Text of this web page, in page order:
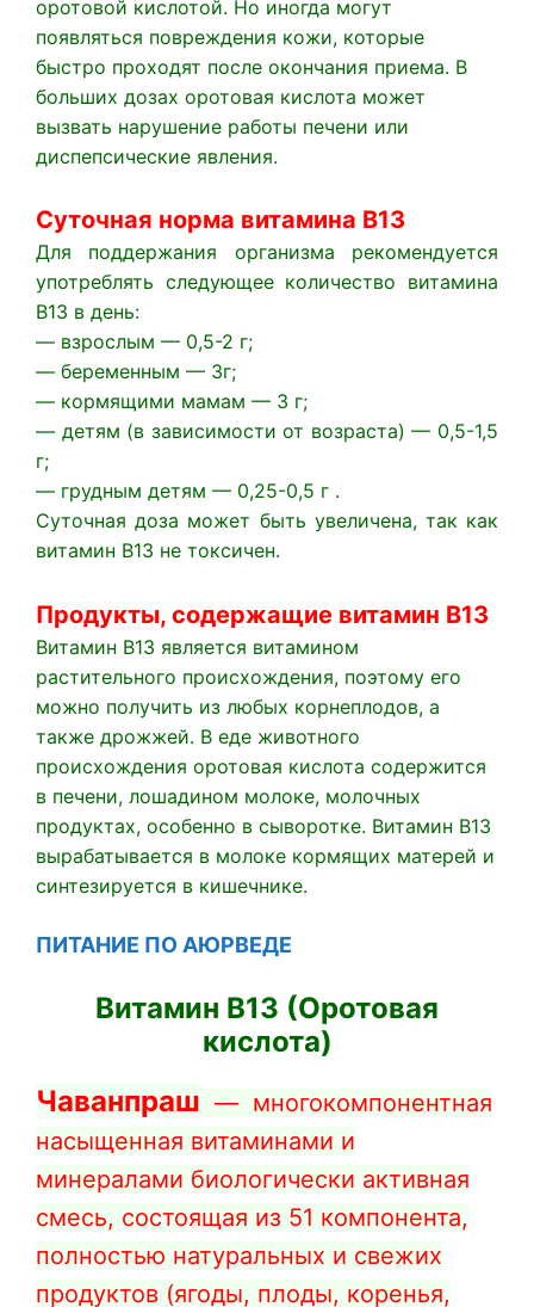
оротовой кислотой. Но иногда могут
появляться повреждения кожи, которые
быстро проходят после окончания приема. В
больших дозах оротовая кислота может
вызвать нарушение работы печени или
диспепсические явления.
Суточная норма витамина В13
Для поддержания организма рекомендуется
употреблять следующее количество витамина
В13 в день:
— взрослым — 0,5-2 г;
— беременным — 3г;
— кормящими мамам — 3 г;
— детям (в зависимости от возраста) — 0,5-1,5
г;
— грудным детям — 0,25-0,5 г .
Суточная доза может быть увеличена, так как
витамин В13 не токсичен.
Продукты, содержащие витамин В13
Витамин В13 является витамином
растительного происхождения, поэтому его
можно получить из любых корнеплодов, а
также дрожжей. В еде животного
происхождения оротовая кислота содержится
в печени, лошадином молоке, молочных
продуктах, особенно в сыворотке. Витамин В13
вырабатывается в молоке кормящих матерей и
синтезируется в кишечнике.
ПИТАНИЕ ПО АЮРВЕДЕ
Витамин B13 (Оротовая
кислота)
Чаванпраш — многокомпонентная
насыщенная витаминами и
минералами биологически активная
смесь, состоящая из 51 компонента,
полностью натуральных и свежих
продуктов (ягоды, плоды, коренья,